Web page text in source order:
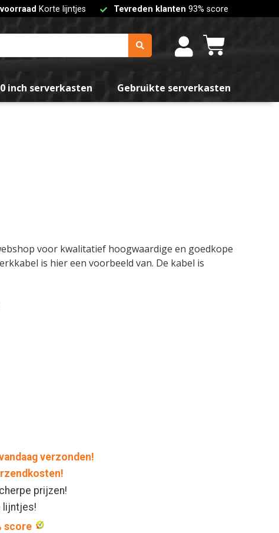
Korte lijntjes Tevreden klanten 93% score
inch serverkasten Gebruikte serverkasten
voor kwalitatief hoogwaardige en goedkope
is hier een voorbeeld van. De kabel is
verzonden!
prijzen!
lijntjes!
score